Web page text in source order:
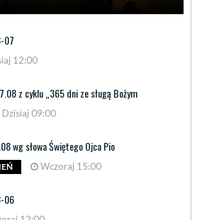
07
12:00
z cyklu „365 dni ze sługą Bożym
Dzisiaj 09:00
wg słowa Świętego Ojca Pio
Wczoraj 15:00
06